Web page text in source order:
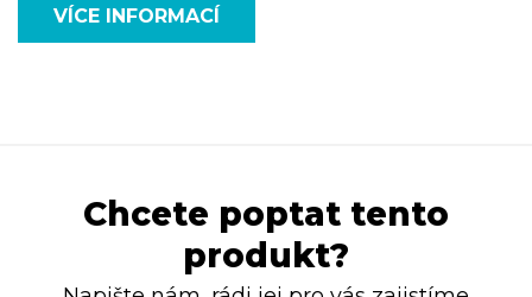
VÍCE INFORMACÍ
Chcete poptat tento
produkt?